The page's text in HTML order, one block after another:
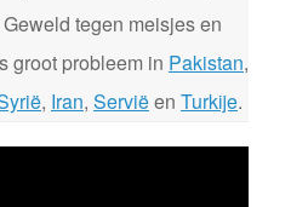
tegen meisjes en
groot probleem in Pakistan,
, Iran, Serviëen Turkije.